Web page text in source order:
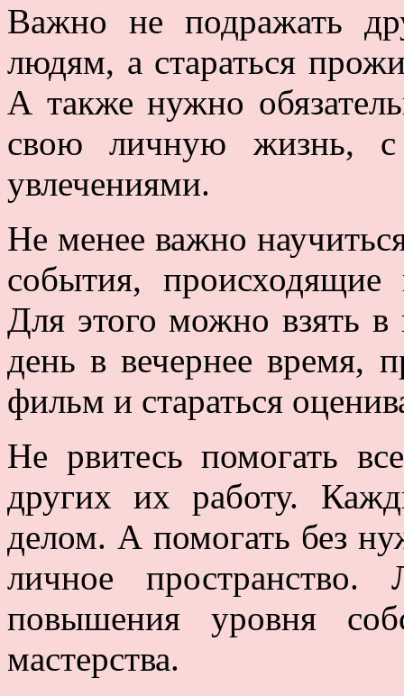
Важно не подражать
людям, а стараться
А также нужно
свою личную жизнь, с
увлечениями.
Не менее важно
события,
Для этого можно взять в
день в вечернее время,
фильм и стараться
Не рвитесь помогать
других их работу.
делом. А помогать без
личное
повышения уровня
мастерства.